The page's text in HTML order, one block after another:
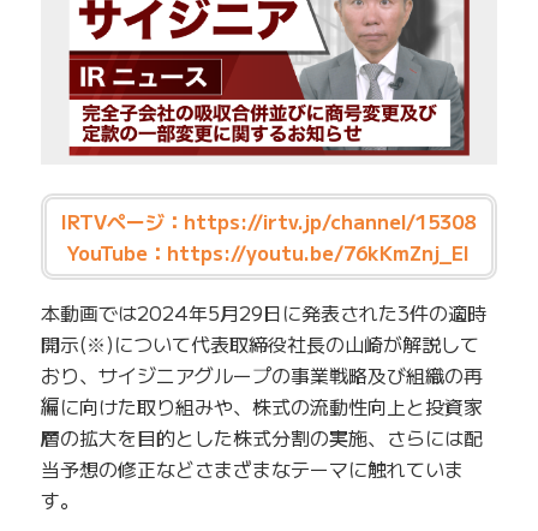
IRTVページ： https://irtv.jp/channel/15308
YouTube： https://youtu.be/76kKmZnj_EI
本動画では2024年5月29日に発表された3件の適時
開示(※)について代表取締役社長の山崎が解説して
おり、サイジニアグループの事業戦略及び組織の再
編に向けた取り組みや、株式の流動性向上と投資家
層の拡大を目的とした株式分割の実施、さらには配
当予想の修正などさまざまなテーマに触れていま
す。